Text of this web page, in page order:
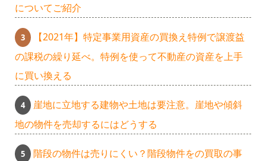
についてご紹介
【2021年】特定事業用資産の買換え特例で譲渡益
の課税の繰り延べ。特例を使って不動産の資産を上手
に買い換える
崖地に立地する建物や土地は要注意。崖地や傾斜
地の物件を売却するにはどうする
階段の物件は売りにくい？階段物件をの買取の事